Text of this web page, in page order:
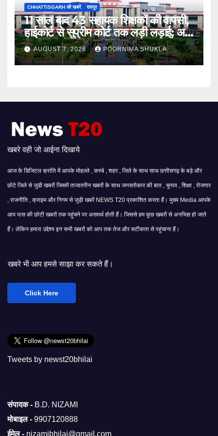
CHHATTISGARH की खबरें रायपुर
11 साल बाद 43 सहायक शिक्षकों की वापसी,
हाईकोर्ट से सुप्रीम कोर्ट तक लड़ी लड़ाई; अब
मिली बहाली…
AUGUST 7, 2026 POORNIMA SHUKLA
खबरे वही जो आईना दिखाये
आज के डिजिटल क्रांति में आपके मोहल्ले , कस्बे , शहर , जिले के साथ साथ छत्तीसगढ़ के बड़े और
छोटे जिले से जुडी खबरों जिसमें ताजातरीन खबरों के साथ जनसरोकार की बात , चुनाव , शिक्षा , रोजगार
, राजनीति , क्राइम और निगम से जुड़ी खबरें NEWS T20 प्रकाशित करता हैं। मुख्य Media आपके
आप पास की छोटी खबरों तक पहुंचने पर असमर्थ होती हैं। जिससे हम कुछ खबरों से अनभिज्ञ हो जाते
हैं। लेकिन हमारा उद्देश्य इन सभी खबरों को आप तक तेज और सटीकता से पहुंचाना हैं।
साझा कर सकते हैं।
Click Here
Tweets by newst20bhilai
संपादक - B.D. NIZAMI
मोबाइल - 9907120888
ईमेल - nizamibhilai@gmail.com